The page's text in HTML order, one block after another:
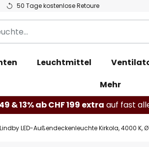
50 Tage kostenlose Retoure
Leuchtmittel
Mehr
& 13% ab CHF 199 extra auf fast
Lindby LED-Außendeckenleuchte Kirkola, 4000 K,